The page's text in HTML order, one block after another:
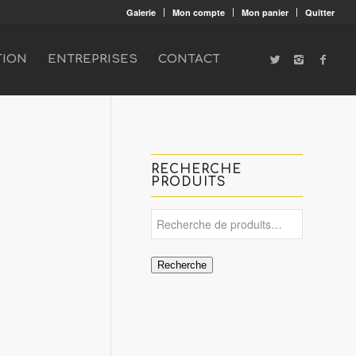
Galerie Mon compte Mon panier Quitter
ENTREPRISES CONTACT
RECHERCHE
PRODUITS
Recherche